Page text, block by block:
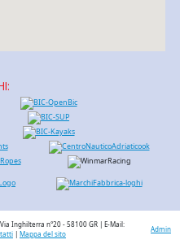
Inghilterra n°20 - 58100 GR | E-Mail:
Mappa del sito
Admin